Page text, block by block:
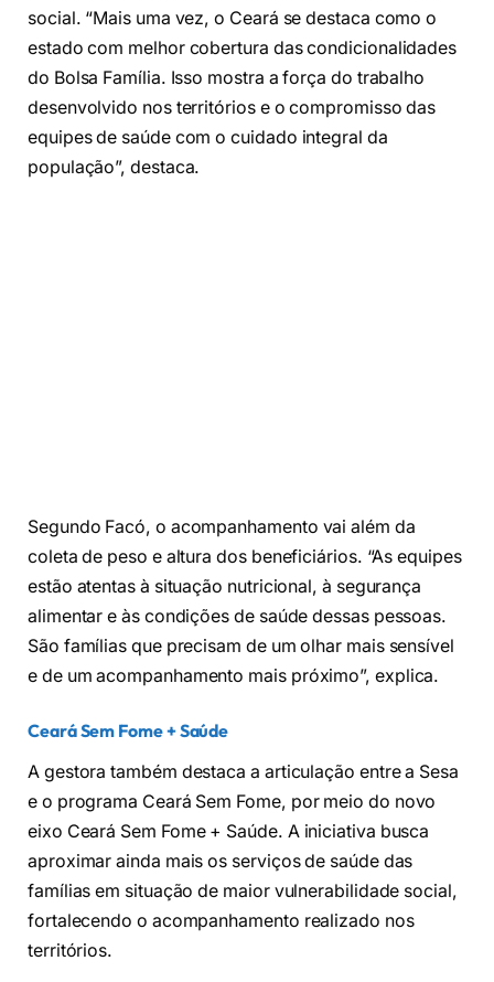
social. “Mais uma vez, o Ceará se destaca como o
estado com melhor cobertura das condicionalidades
do Bolsa Família. Isso mostra a força do trabalho
desenvolvido nos territórios e o compromisso das
equipes de saúde com o cuidado integral da
população”, destaca.
Segundo Facó, o acompanhamento vai além da
coleta de peso e altura dos beneficiários. “As equipes
estão atentas à situação nutricional, à segurança
alimentar e às condições de saúde dessas pessoas.
São famílias que precisam de um olhar mais sensível
e de um acompanhamento mais próximo”, explica.
Ceará Sem Fome + Saúde
A gestora também destaca a articulação entre a Sesa
e o programa Ceará Sem Fome, por meio do novo
eixo Ceará Sem Fome + Saúde. A iniciativa busca
aproximar ainda mais os serviços de saúde das
famílias em situação de maior vulnerabilidade social,
fortalecendo o acompanhamento realizado nos
territórios.